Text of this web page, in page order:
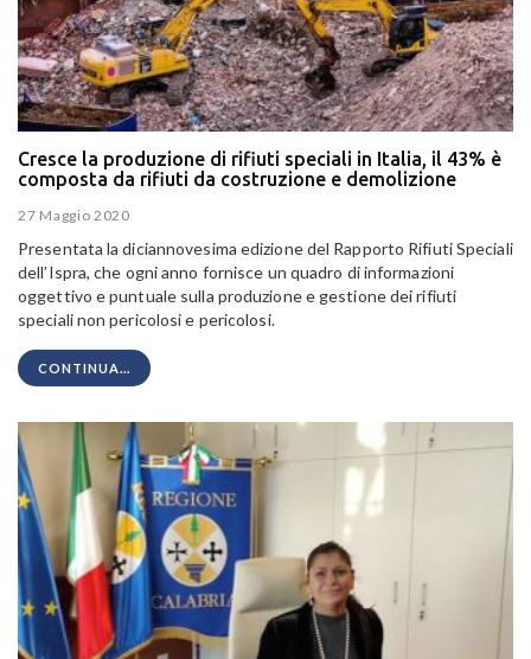
Cresce la produzione di rifiuti speciali in Italia, il 43% è
composta da rifiuti da costruzione e demolizione
27 Maggio 2020
Presentata la diciannovesima edizione del Rapporto Rifiuti Speciali
dell’Ispra, che ogni anno fornisce un quadro di informazioni
oggettivo e puntuale sulla produzione e gestione dei rifiuti
speciali non pericolosi e pericolosi.
CONTINUA...